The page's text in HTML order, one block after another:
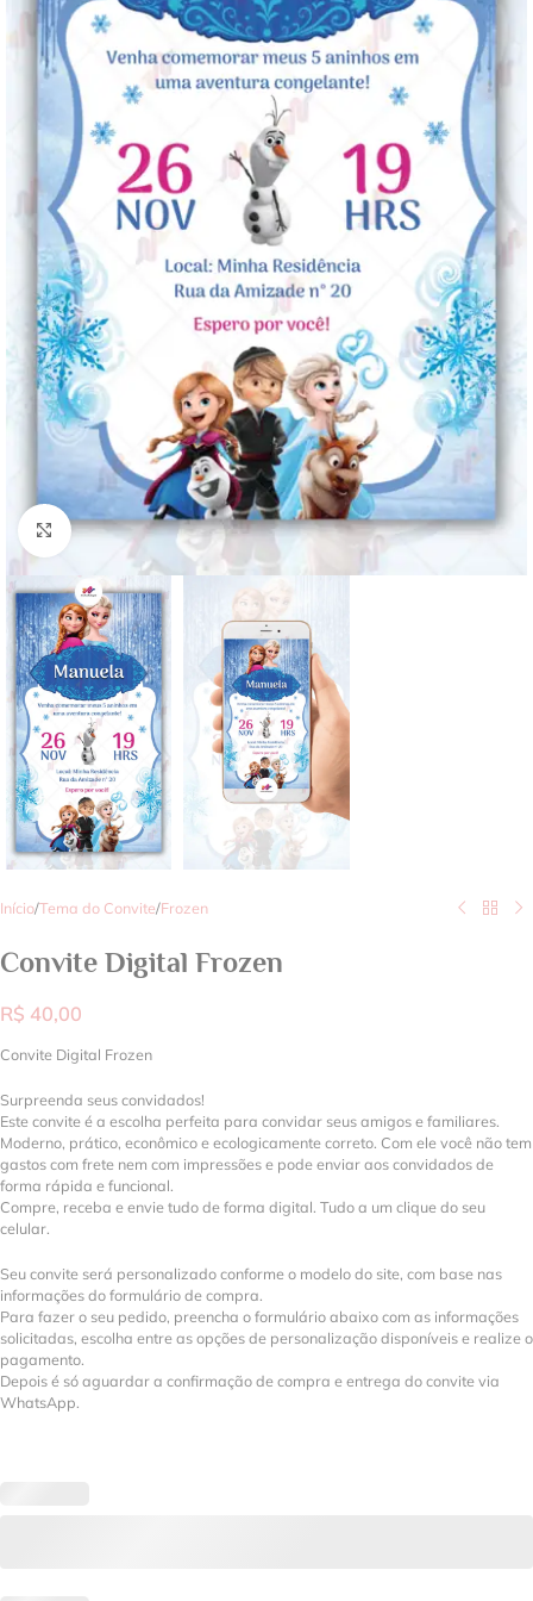
Clique para ampliar
Início/Tema do Convite/Frozen
Convite Digital Frozen
R$ 40,00
Convite Digital Frozen
Surpreenda seus convidados!
Este convite é a escolha perfeita para convidar seus amigos e familiares.
Moderno, prático, econômico e ecologicamente correto. Com ele você não tem
gastos com frete nem com impressões e pode enviar aos convidados de
forma rápida e funcional.
Compre, receba e envie tudo de forma digital. Tudo a um clique do seu
celular.
Seu convite será personalizado conforme o modelo do site, com base nas
informações do formulário de compra.
Para fazer o seu pedido, preencha o formulário abaixo com as informações
solicitadas, escolha entre as opções de personalização disponíveis e realize o
pagamento.
Depois é só aguardar a confirmação de compra e entrega do convite via
WhatsApp.